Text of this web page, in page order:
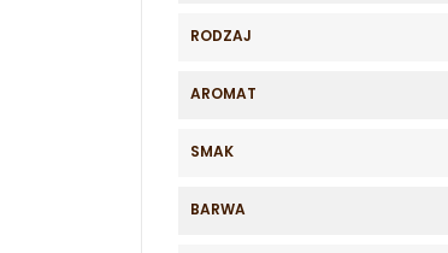
RODZAJ
AROMAT
SMAK
BARWA